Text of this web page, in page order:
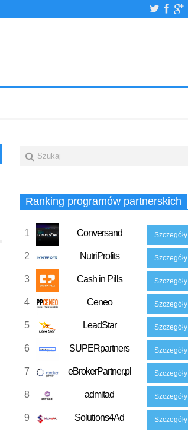
Ranking programów partnerskich
1 Conversand Szczegóły
2 NutriProfits Szczegóły
3 Cash in Pills Szczegóły
4 Ceneo Szczegóły
5 LeadStar Szczegóły
6 SUPERpartners Szczegóły
7 eBrokerPartner.pl Szczegóły
8 admitad Szczegóły
9 Solutions4Ad Szczegóły